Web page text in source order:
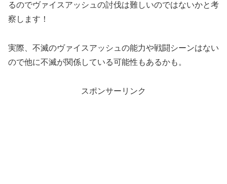
るのでヴァイスアッシュの討伐は難しいのではないかと考
察します！
実際、不滅のヴァイスアッシュの能力や戦闘シーンはない
ので他に不滅が関係している可能性もあるかも。
スポンサーリンク